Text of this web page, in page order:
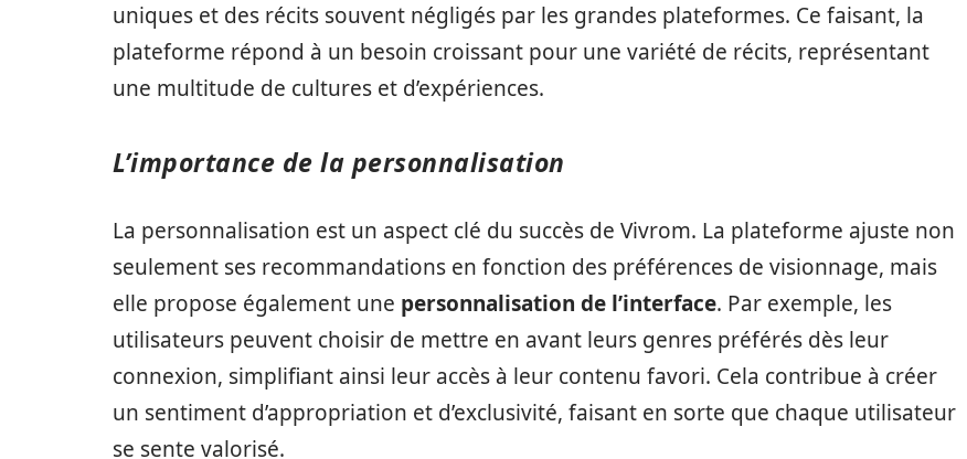
uniques et des récits souvent négligés par les grandes plateformes. Ce faisant, la
plateforme répond à un besoin croissant pour une variété de récits, représentant
une multitude de cultures et d’expériences.
L’importance de la personnalisation
La personnalisation est un aspect clé du succès de Vivrom. La plateforme ajuste non
seulement ses recommandations en fonction des préférences de visionnage, mais
elle propose également une personnalisation de l’interface. Par exemple, les
utilisateurs peuvent choisir de mettre en avant leurs genres préférés dès leur
connexion, simplifiant ainsi leur accès à leur contenu favori. Cela contribue à créer
un sentiment d’appropriation et d’exclusivité, faisant en sorte que chaque utilisateur
se sente valorisé.